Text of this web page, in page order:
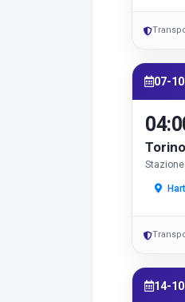
07-
Torino
Stazione
14-